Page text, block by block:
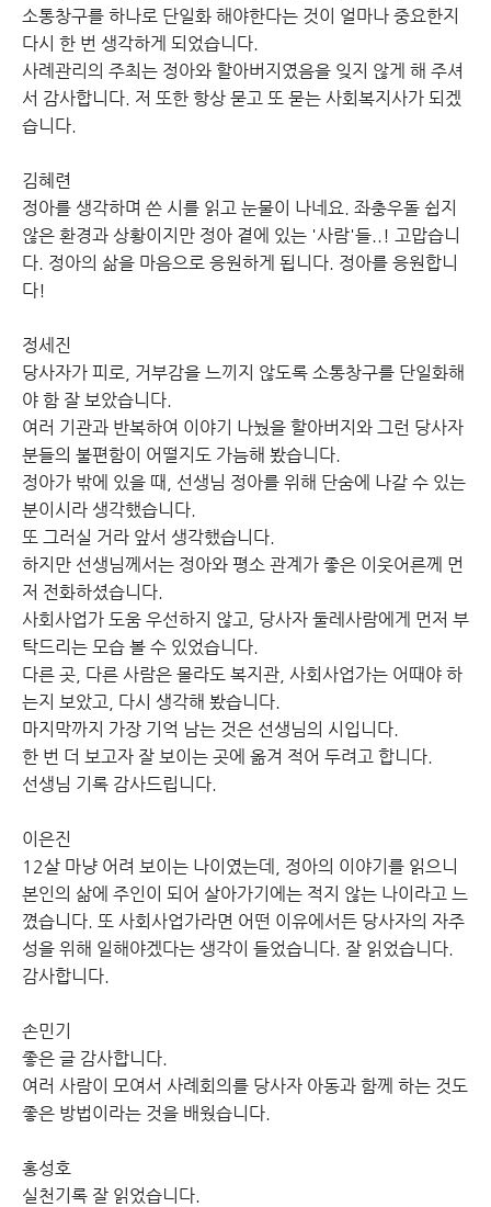
소통창구를 하나로 단일화 해야한다는 것이 얼마나 중요한지
다시 한 번 생각하게 되었습니다.
사례관리의 주최는 정아와 할아버지였음을 잊지 않게 해 주셔
서 감사합니다. 저 또한 항상 묻고 또 묻는 사회복지사가 되겠
습니다.
김혜련
정아를 생각하며 쓴 시를 읽고 눈물이 나네요. 좌충우돌 쉽지
않은 환경과 상황이지만 정아 곁에 있는 '사람'들..! 고맙습니
다. 정아의 삶을 마음으로 응원하게 됩니다. 정아를 응원합니
다!
정세진
당사자가 피로, 거부감을 느끼지 않도록 소통창구를 단일화해
야 함 잘 보았습니다.
여러 기관과 반복하여 이야기 나눴을 할아버지와 그런 당사자
분들의 불편함이 어떨지도 가늠해 봤습니다.
정아가 밖에 있을 때, 선생님 정아를 위해 단숨에 나갈 수 있는
분이시라 생각했습니다.
또 그러실 거라 앞서 생각했습니다.
하지만 선생님께서는 정아와 평소 관계가 좋은 이웃어른께 먼
저 전화하셨습니다.
사회사업가 도움 우선하지 않고, 당사자 둘레사람에게 먼저 부
탁드리는 모습 볼 수 있었습니다.
다른 곳, 다른 사람은 몰라도 복지관, 사회사업가는 어때야 하
는지 보았고, 다시 생각해 봤습니다.
마지막까지 가장 기억 남는 것은 선생님의 시입니다.
한 번 더 보고자 잘 보이는 곳에 옮겨 적어 두려고 합니다.
선생님 기록 감사드립니다.
이은진
12살 마냥 어려 보이는 나이였는데, 정아의 이야기를 읽으니
본인의 삶에 주인이 되어 살아가기에는 적지 않는 나이라고 느
꼈습니다. 또 사회사업가라면 어떤 이유에서든 당사자의 자주
성을 위해 일해야겠다는 생각이 들었습니다. 잘 읽었습니다.
감사합니다.
손민기
좋은 글 감사합니다.
여러 사람이 모여서 사례회의를 당사자 아동과 함께 하는 것도
좋은 방법이라는 것을 배웠습니다.
홍성호
실천기록 잘 읽었습니다.